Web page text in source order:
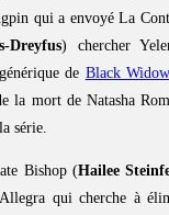
qui a envoyé La
Dreyfus) chercher
de Black Widow
la mort de Natasha
série.
Bishop (Hailee
qui cherche à